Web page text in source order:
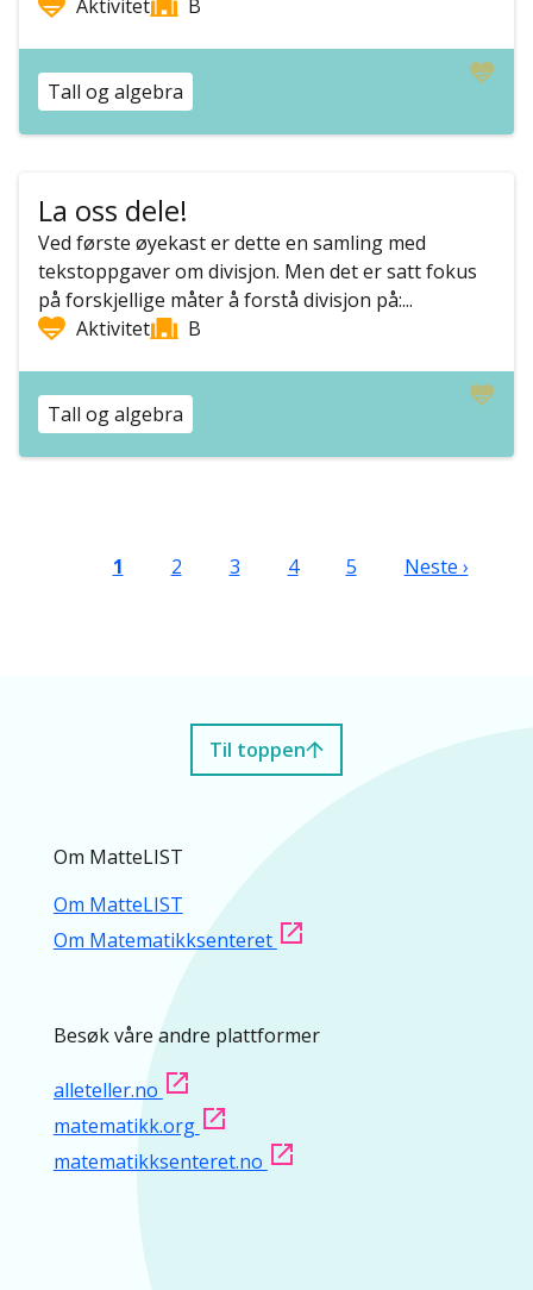
Aktivitet
B
Tall og algebra
La oss dele!
Ved første øyekast er dette en samling med
tekstoppgaver om divisjon. Men det er satt fokus
på forskjellige måter å forstå divisjon på:...
Aktivitet
B
Tall og algebra
SiderNåværende side
1 Side
2 Side
3 Side
4 Side
5 Neste side
Neste ›
Til toppen
Om MatteLIST
Om MatteLIST
Om Matematikksenteret
Besøk våre andre plattformer
alleteller.no
matematikk.org
matematikksenteret.no